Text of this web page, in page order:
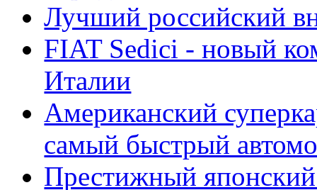
Лучший российский
FIAT Sedici - новый
Италии
Американский
самый быстрый
Престижный